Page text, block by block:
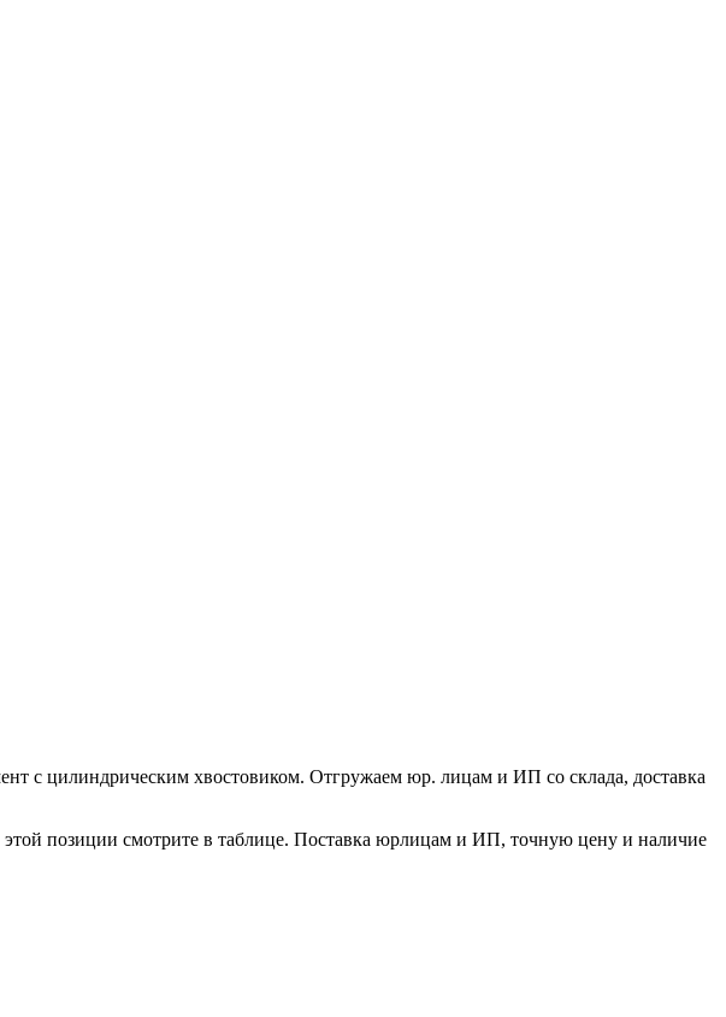
с цилиндрическим хвостовиком. Отгружаем юр. лицам и ИП со склада, доставка
позиции смотрите в таблице. Поставка юрлицам и ИП, точную цену и наличие